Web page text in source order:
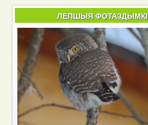
ЛЕПШЫЯ ФОТАЗДЫМКІ